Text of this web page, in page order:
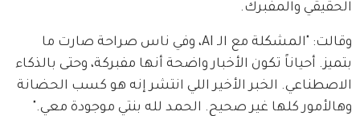
الحقيقي والمفبرك.
وقالت: "المشكلة مع الـ AI، وفي ناس صراحة صارت ما
بتميز. أحياناً تكون الأخبار واضحة أنها مفبركة، وحتى بالذكاء
الاصطناعي. الخبر الأخير اللي انتشر إنه هو كسب الحضانة
وهالأمور كلها غير صحيح. الحمد لله بنتي موجودة معي."